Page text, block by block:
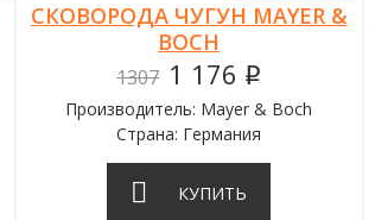
СКОВОРОДА ЧУГУН MAYER &
BOCH
1307 1 176 q
Производитель: Mayer & Boch
Страна: Германия
КУПИТЬ